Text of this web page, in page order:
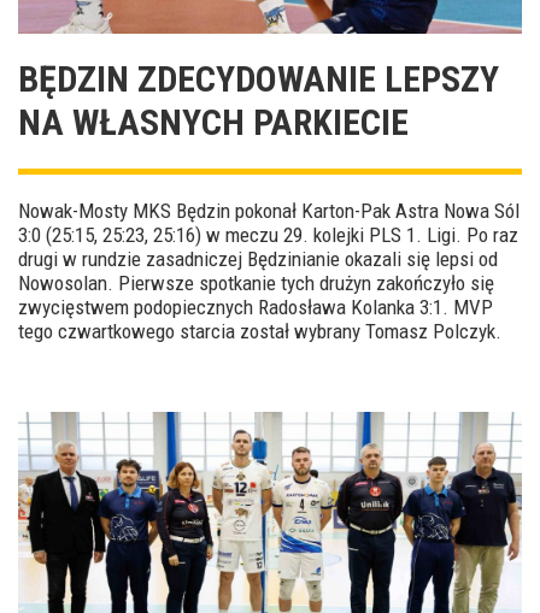
BĘDZIN ZDECYDOWANIE LEPSZY
NA WŁASNYCH PARKIECIE
Nowak-Mosty MKS Będzin pokonał Karton-Pak Astra Nowa Sól
3:0 (25:15, 25:23, 25:16) w meczu 29. kolejki PLS 1. Ligi. Po raz
drugi w rundzie zasadniczej Będzinianie okazali się lepsi od
Nowosolan. Pierwsze spotkanie tych drużyn zakończyło się
zwycięstwem podopiecznych Radosława Kolanka 3:1. MVP
tego czwartkowego starcia został wybrany Tomasz Polczyk.